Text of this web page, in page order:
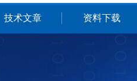
技术文章 资料下载